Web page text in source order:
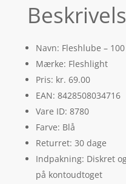
Navn: Fleshlube –
Mærke: Fleshlight
Pris: kr. 69.00
EAN: 8428508034716
Vare ID: 8780
Farve: Blå
Returret: 30 dage
Indpakning: Diskret
på kontoudtoget